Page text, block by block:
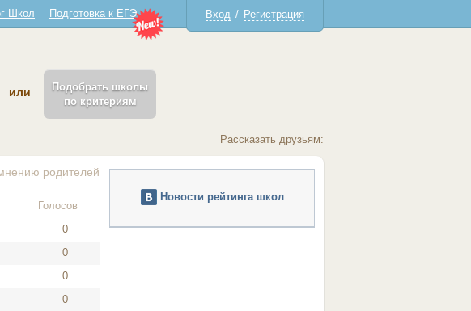
Вход / Регистрация
Школ Подготовка к ЕГЭ
или
Подобрать школы
по критериям
Рассказать друзьям:
родителей
Голосов
0
0
0
0
Новости рейтинга школ